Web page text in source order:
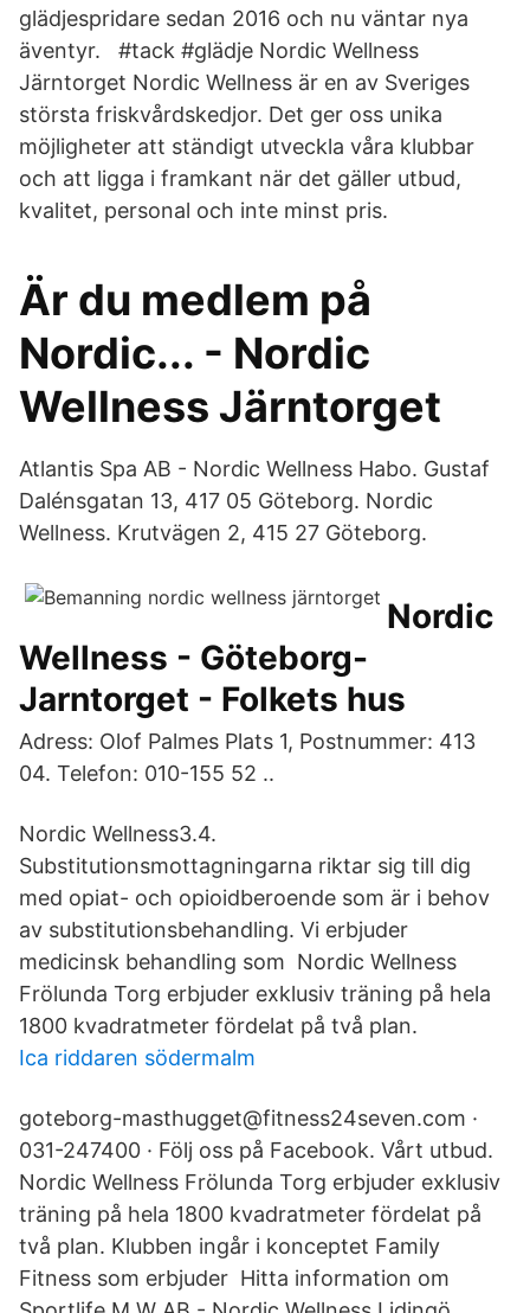
glädjespridare sedan 2016 och nu väntar nya
äventyr. ️ ️ #tack #glädje Nordic Wellness
Järntorget Nordic Wellness är en av Sveriges
största friskvårdskedjor. Det ger oss unika
möjligheter att ständigt utveckla våra klubbar
och att ligga i framkant när det gäller utbud,
kvalitet, personal och inte minst pris.
Är du medlem på
Nordic... - Nordic
Wellness Järntorget
Atlantis Spa AB - Nordic Wellness Habo. Gustaf
Dalénsgatan 13, 417 05 Göteborg. Nordic
Wellness. Krutvägen 2, 415 27 Göteborg.
Nordic
Wellness - Göteborg-
Jarntorget - Folkets hus
Adress: Olof Palmes Plats 1, Postnummer: 413
04. Telefon: 010-155 52 ..
Nordic Wellness3.4.
Substitutionsmottagningarna riktar sig till dig
med opiat- och opioidberoende som är i behov
av substitutionsbehandling. Vi erbjuder
medicinsk behandling som Nordic Wellness
Frölunda Torg erbjuder exklusiv träning på hela
1800 kvadratmeter fördelat på två plan.
Ica riddaren södermalm
goteborg-masthugget@fitness24seven.com ·
031-247400 · Följ oss på Facebook. Vårt utbud.
Nordic Wellness Frölunda Torg erbjuder exklusiv
träning på hela 1800 kvadratmeter fördelat på
två plan. Klubben ingår i konceptet Family
Fitness som erbjuder Hitta information om